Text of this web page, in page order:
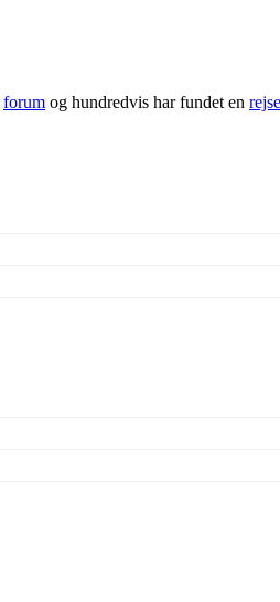
forum og hundredvis har fundet en